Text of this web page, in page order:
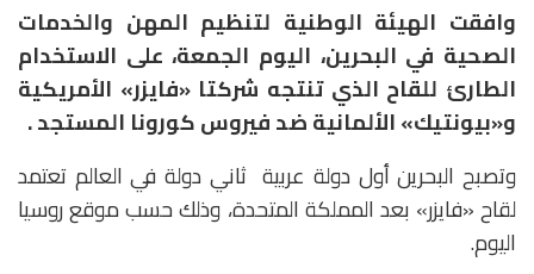
وافقت الهيئة الوطنية لتنظيم المهن والخدمات
الصحية في البحرين، اليوم الجمعة، على الاستخدام
الطارئ للقاح الذي تنتجه شركتا «فايزر» الأمريكية
و«بيونتيك» الألمانية ضد فيروس كورونا المستجد .
وتصبح البحرين أول دولة عربية ثاني دولة في العالم تعتمد
لقاح «فايزر» بعد المملكة المتحدة، وذلك حسب موقع روسيا
اليوم.